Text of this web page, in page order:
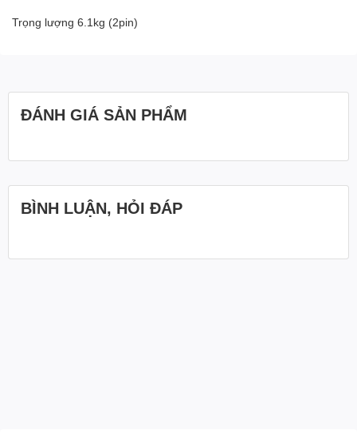
Trọng lượng 6.1kg (2pin)
ĐÁNH GIÁ SẢN PHẨM
BÌNH LUẬN, HỎI ĐÁP